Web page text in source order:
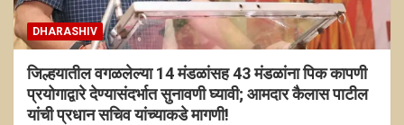
DHARASHIV
जिल्हयातील वगळलेल्या 14 मंडळांसह 43 मंडळांना पिक कापणी
प्रयोगाद्वारे देण्यासंदर्भात सुनावणी घ्यावी; आमदार कैलास पाटील
यांची प्रधान सचिव यांच्याकडे मागणी!